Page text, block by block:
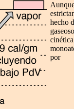
hecho
por